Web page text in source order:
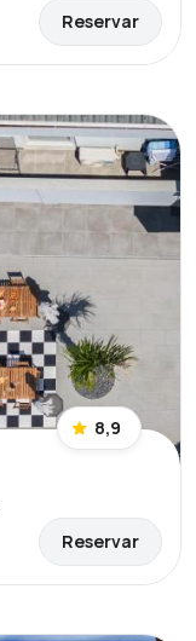
Reservar
8,9
Reservar